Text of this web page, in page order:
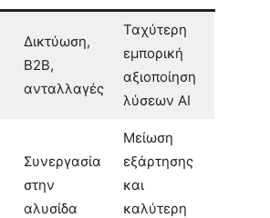
Δικτύωση,
B2B,
ανταλλαγές
Ταχύτερη
εμπορική
αξιοποίηση
λύσεων AI
Συνεργασία
στην
αλυσίδα
Μείωση
εξάρτησης
και
καλύτερη